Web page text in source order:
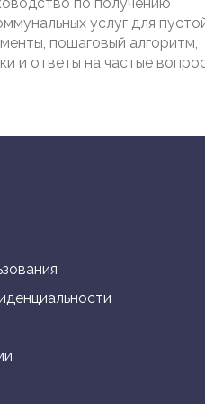
услуг для
пошаговый алгоритм,
и ответы на частые